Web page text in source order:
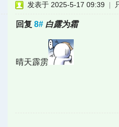
发表于 2025-5-17 09:39 |
回复 8# 白露为霜
晴天霹雳